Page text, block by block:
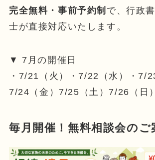
完全無料・事前予約制 で、行政
士が直接対応いたします。
▼ 7月の開催日
・7/21（火）・7/22（水）・7/
7/24（金）7/25（土）7/26（日）
毎月開催！無料相談会の